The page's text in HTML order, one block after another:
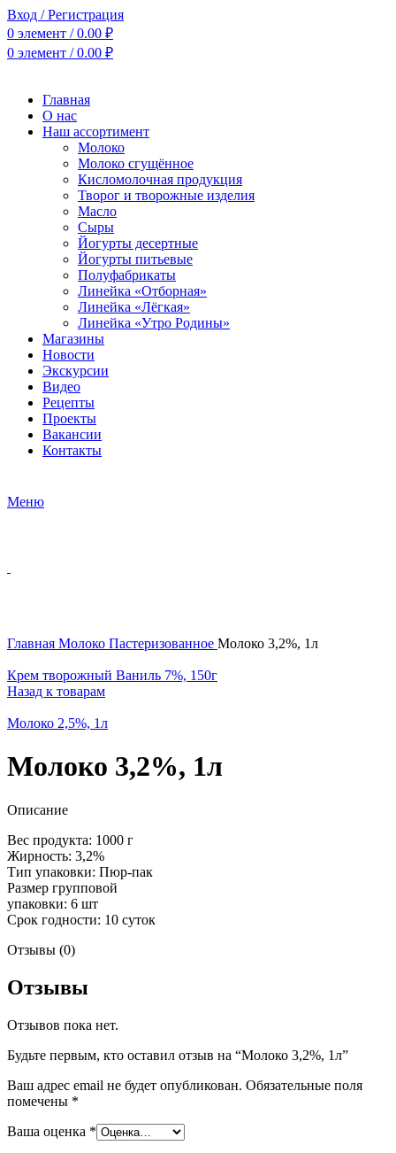
Вход / Регистрация
0 элемент / 0.00 ₽
0 элемент / 0.00 ₽
Главная
О нас
Наш ассортимент
Молоко
Молоко сгущённое
Кисломолочная продукция
Творог и творожные изделия
Масло
Сыры
Йогурты десертные
Йогурты питьевые
Полуфабрикаты
Линейка «Отборная»
Линейка «Лёгкая»
Линейка «Утро Родины»
Магазины
Новости
Экскурсии
Видео
Рецепты
Проекты
Вакансии
Контакты
Меню
Главная Молоко Пастеризованное Молоко 3,2%, 1л
Крем творожный Ваниль 7%, 150г
Назад к товарам
Молоко 2,5%, 1л
Молоко 3,2%, 1л
Описание
Вес продукта: 1000 г
Жирность: 3,2%
Тип упаковки: Пюр-пак
Размер групповой
упаковки: 6 шт
Срок годности: 10 суток
Отзывы (0)
Отзывы
Отзывов пока нет.
Будьте первым, кто оставил отзыв на “Молоко 3,2%, 1л”
Ваш адрес email не будет опубликован. Обязательные поля
помечены *
Ваша оценка *